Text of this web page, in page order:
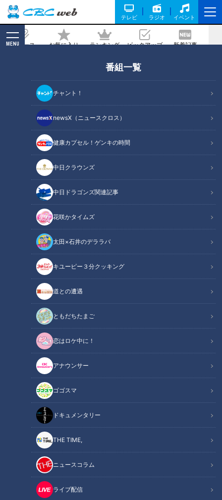
テレビ ラジオ イベント
ニュース お気に入り ランキング ピックアップ 新着記事
MENU
番組一覧
チャント！
newsX（ニュースクロス）
健康カプセル！ゲンキの時間
中日クラウンズ
中日ドラゴンズ関連記事
花咲かタイムズ
太田×石井のデララバ
キユーピー３分クッキング
道との遭遇
ともだちたまご
恋はロケ中に！
アナウンサー
ゴゴスマ
ドキュメンタリー
THE TIME,
ニュースコラム
ライブ配信
約1000個のろうそくの灯りにうっと
り…岐阜県・恵那市の「田の神様灯祭
記事に戻る
CBCテレビ：画像『チャント！』
この記事の画像（全8枚）
記事に戻る
この記事を見たあなたへのおすすめ